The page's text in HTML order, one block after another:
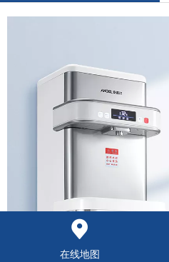
在线地图